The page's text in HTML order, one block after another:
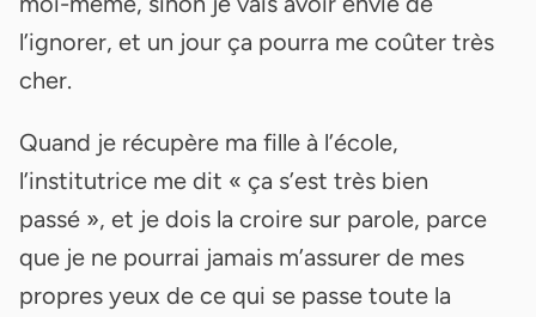
l’ignorer, et un jour ça pourra me coûter très
cher.
Quand je récupère ma fille à l’école,
l’institutrice me dit « ça s’est très bien
passé », et je dois la croire sur parole, parce
que je ne pourrai jamais m’assurer de mes
propres yeux de ce qui se passe toute la